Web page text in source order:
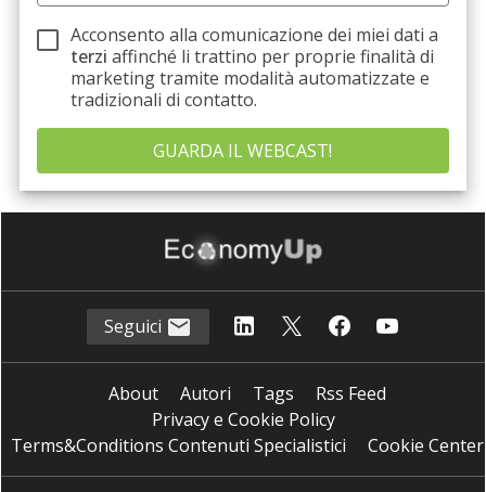
Acconsento alla comunicazione dei miei dati a
terzi affinché li trattino per proprie finalità di
marketing tramite modalità automatizzate e
tradizionali di contatto.
Seguici
About Autori Tags
Rss Feed
Privacy e Cookie Policy
Terms&Conditions Contenuti Specialistici
Cookie Center